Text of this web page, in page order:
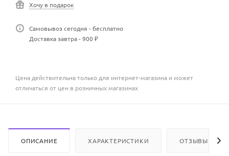
Хочу в подарок
Самовывоз сегодня - бесплатно
Доставка завтра - 900 ₽
Цена действительна только для интернет-магазина и может
отличаться от цен в розничных магазинах
ОПИСАНИЕ ХАРАКТЕРИСТИКИ ОТЗЫВЫ